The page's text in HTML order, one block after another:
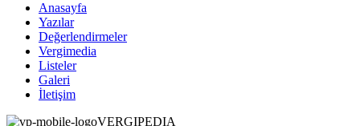
Anasayfa
Yazılar
Değerlendirmeler
Vergimedia
Listeler
Galeri
İletişim
VERGIPEDIA